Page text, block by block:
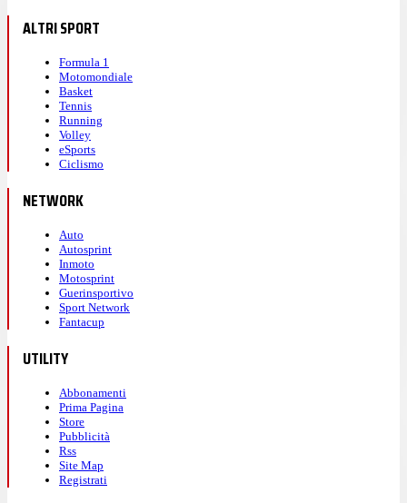
ALTRI SPORT
Formula 1
Motomondiale
Basket
Tennis
Running
Volley
eSports
Ciclismo
NETWORK
Auto
Autosprint
Inmoto
Motosprint
Guerinsportivo
Sport Network
Fantacup
UTILITY
Abbonamenti
Prima Pagina
Store
Pubblicità
Rss
Site Map
Registrati